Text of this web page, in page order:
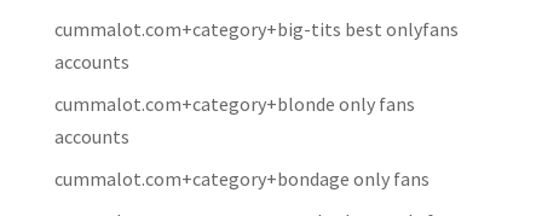
cummalot.com+category+big-tits best onlyfans
accounts
cummalot.com+category+blonde only fans
accounts
cummalot.com+category+bondage only fans